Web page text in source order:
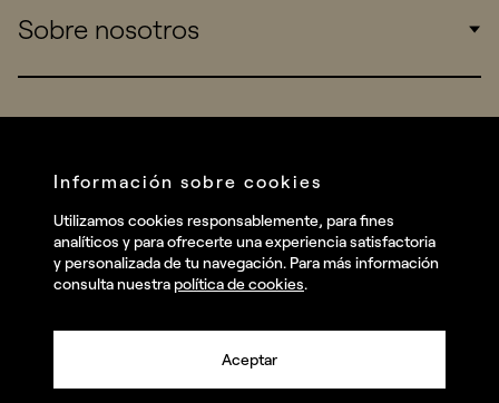
Startups
Work
Sobre nosotros
Talent
Contact
Instagram
Facebook
Información sobre cookies
Utilizamos cookies responsablemente, para fines
analíticos y para ofrecerte una experiencia satisfactoria
y personalizada de tu navegación. Para más información
consulta nuestra política de cookies.
Aceptar